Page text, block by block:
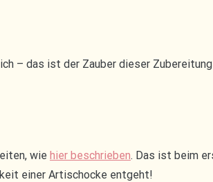
– das ist der Zauber dieser
wie hier beschrieben. Das ist beim
einer Artischocke entgeht!